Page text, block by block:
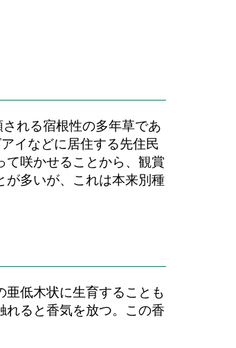
される宿根性の多年草であ
イなどに居住する先住民
て咲かせることから、観賞
が多いが、これは本来別種
低木状に生育することも
れると香気を放つ。この香